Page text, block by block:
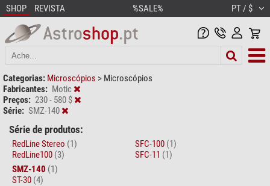
SHOP REVISTA %SALE% PT / $
Categorias: Microscópios > Microscópios
Fabricantes: Motic
Preços: 230 - 580 $
Série: SMZ-140
Série de produtos:
RedLine Stereo (1)
RedLine100 (3)
SFC-100 (1)
SFC-11 (1)
SMZ-140 (1)
ST-30 (4)